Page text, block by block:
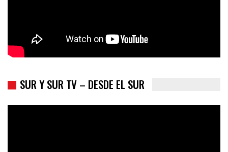
SUR Y SUR TV – DESDE EL SUR